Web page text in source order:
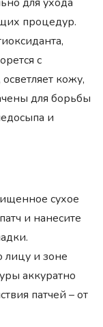
процедур.
с
кожу,
для борьбы
и
сухое
и нанесите
лицу и зоне
аккуратно
патчей – от